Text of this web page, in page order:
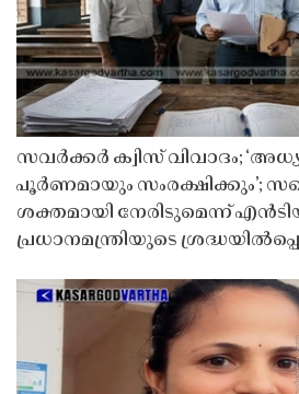
സവർക്കർ ക്വിസ് വിവാദം;
പൂർണമായും സംരക്ഷിക്കും’;
ശക്തമായി നേരിടുമെന്ന്
പ്രധാനമന്ത്രിയുടെ